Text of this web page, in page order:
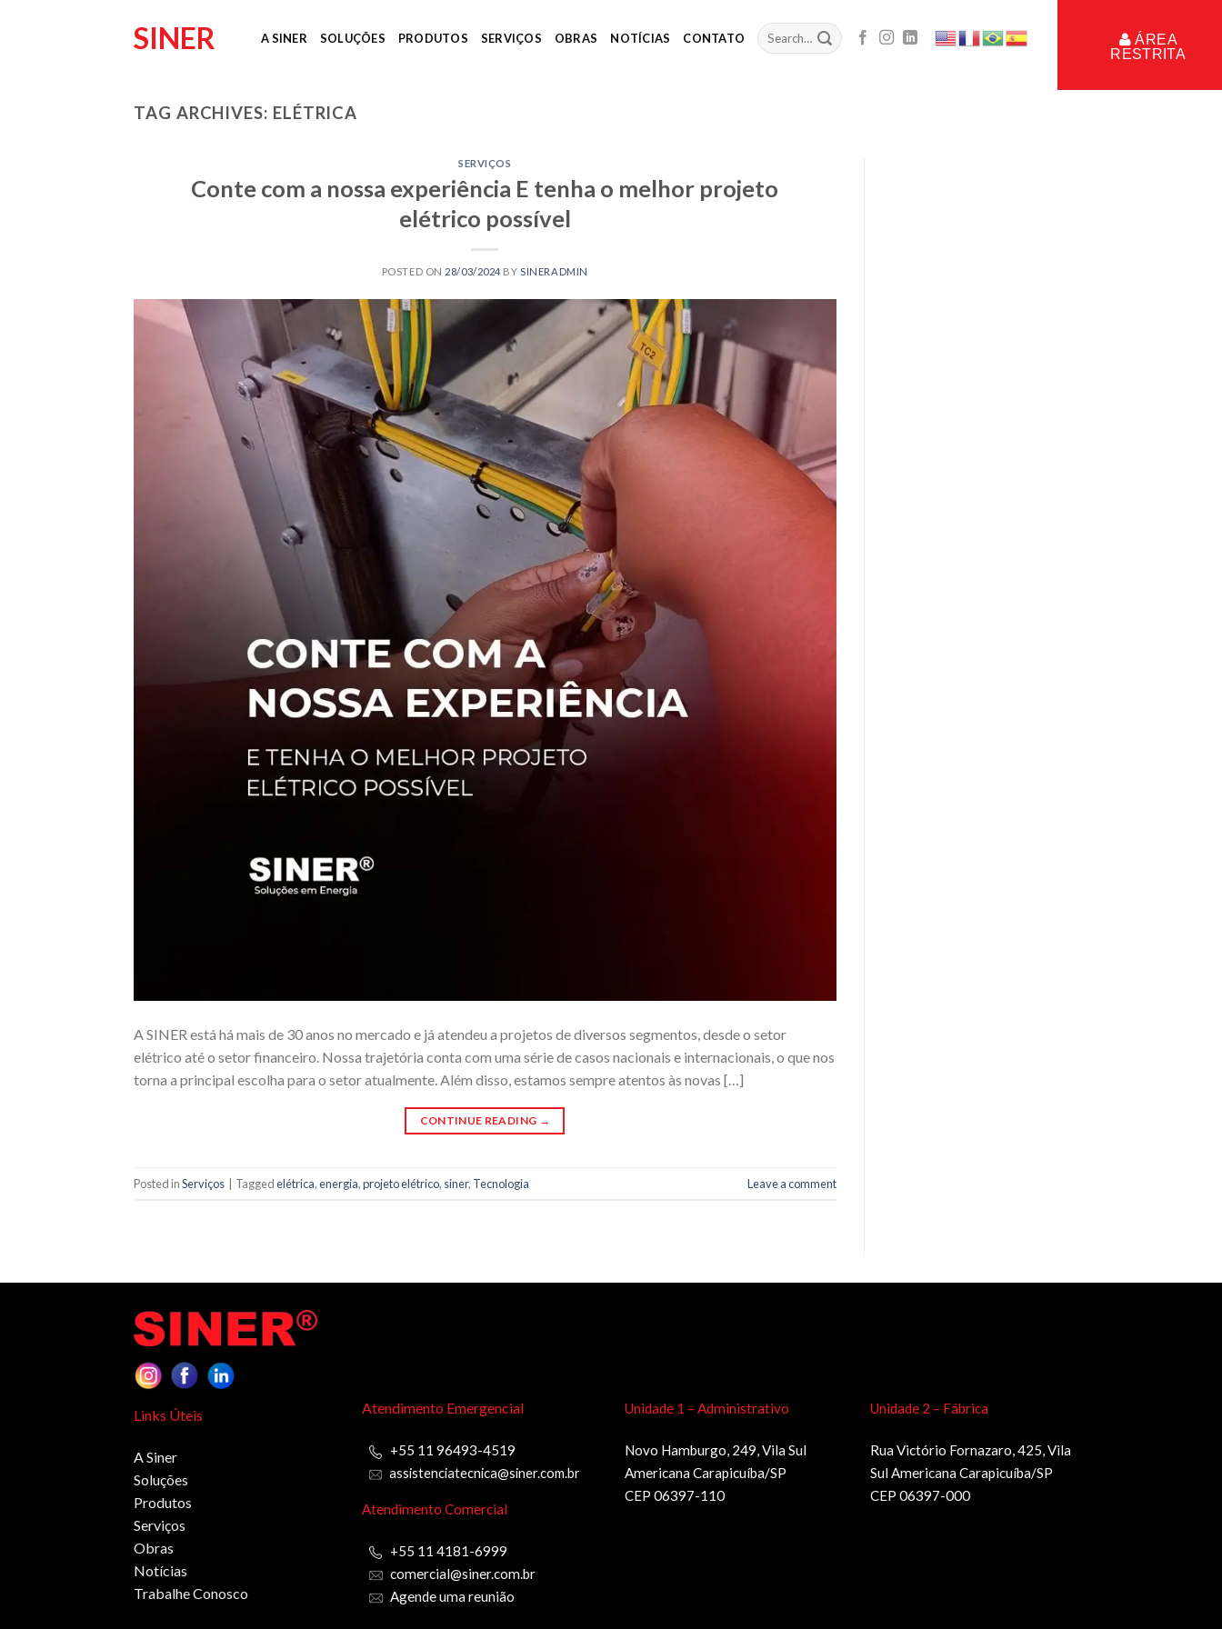
SINER A SINER SOLUÇÕES PRODUTOS SERVIÇOS OBRAS NOTÍCIAS CONTATO
ÁREA
RESTRITA
TAG ARCHIVES: ELÉTRICA
SERVIÇOS
Conte com a nossa experiência E tenha o melhor projeto
elétrico possível
POSTED ON 28/03/2024 BYSINERADMIN
A SINER está há mais de 30 anos no mercado e já atendeu a projetos de diversos segmentos, desde o setor
elétrico até o setor financeiro. Nossa trajetória conta com uma série de casos nacionais e internacionais, o que nos
torna a principal escolha para o setor atualmente. Além disso, estamos sempre atentos às novas […]
CONTINUE READING →
Posted inServiços Taggedelétrica,energia,projeto elétrico, siner, Tecnologia Leave a comment
Links Úteis
A Siner
Soluções
Produtos
Serviços
Obras
Notícias
Trabalhe Conosco
Atendimento Emergencial
+55 11 96493-4519
assistenciatecnica@siner.com.br
Atendimento Comercial
+55 11 4181-6999
comercial@siner.com.br
Agende uma reunião
Unidade 1 – Administrativo
Novo Hamburgo, 249, Vila Sul
Americana Carapicuíba/SP
CEP 06397-110
Unidade 2 – Fábrica
Rua Victório Fornazaro, 425, Vila
Sul Americana Carapicuíba/SP
CEP 06397-000